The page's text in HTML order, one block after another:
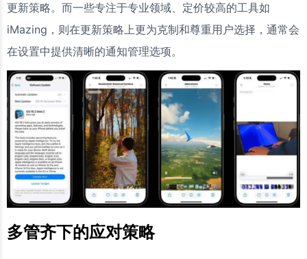
更新策略。而一些专注于专业领域、定价较高的工具如
iMazing，则在更新策略上更为克制和尊重用户选择，通常会
在设置中提供清晰的通知管理选项。
多管齐下的应对策略